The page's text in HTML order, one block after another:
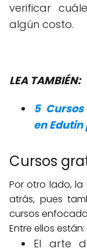
verificar
algún costo.
LEA TAMBIÉN:
5 Cursos
en Edutin
Cursos
Por otro lado,
atrás, pues
cursos
Entre ellos están:
El arte